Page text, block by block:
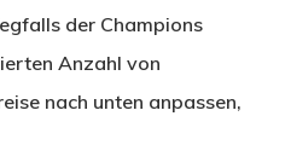
der Champions
Anzahl von
nach unten anpassen,